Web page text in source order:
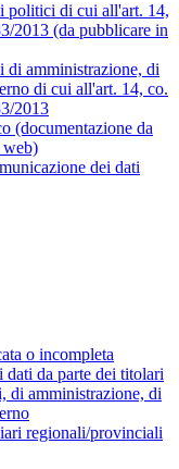
politici di cui all'art. 14,
2013 (da pubblicare in
amministrazione, di
di cui all'art. 14, co.
2013
(documentazione da
web)
dei dati
o incompleta
dati da parte dei titolari
di amministrazione, di
regionali/provinciali